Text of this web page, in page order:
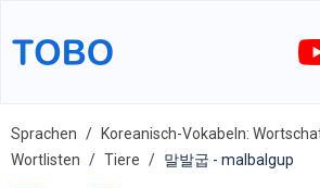
Sprachen
Koreanisch-Vokabeln:
Wortlisten
Tiere 말발굽 - malbalgup